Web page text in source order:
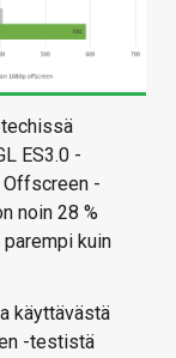
ES3.0 -
Offscreen -
noin 28 %
parempi kuin
käyttävästä
-testistä